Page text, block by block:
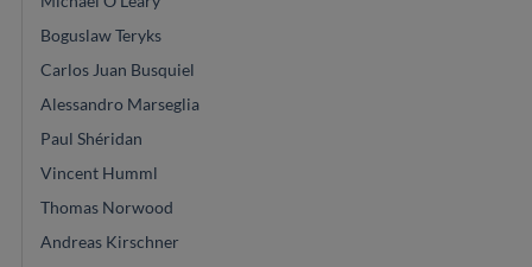
Boguslaw Teryks
Carlos Juan Busquiel
Alessandro Marseglia
Paul Shéridan
Vincent Humml
Thomas Norwood
Andreas Kirschner